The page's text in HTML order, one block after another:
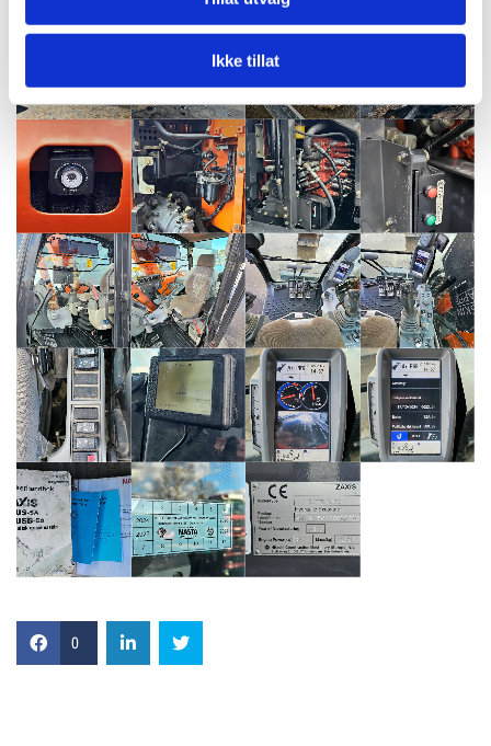
Ikke tillat
0